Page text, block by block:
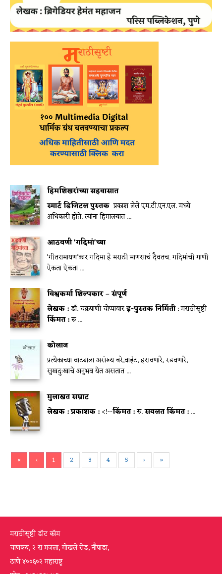
हिमशिखरांच्या सहवासात
स्मार्ट डिजिटल पुस्तक प्रकाश लेले एम.टी.एन.एल. मध्ये
अधिकारी होते. त्यांना हिमालयात ...
आठवणी ‘गदिमां’च्या
‘गीतरामायण’कार गदिमा हे मराठी माणसाचं दैवतच. गदिमांची गाणी
ऐकता ऐकता ...
विश्वकर्मा शिल्पकार – संपूर्ण
लेखक :डॉ. चक्रपाणी चोप्पावारइ-पुस्तक निर्मिती: मराठीसृष्टी
किंमत :रु ...
कोलाज
प्रत्येकाच्या वाट्याला असंख्य बरे,वाईट, हसवणारे, रडवणारे,
सुखदुःखाचे अनुभव येत असतात ...
मुलाखत सम्राट
लेखक :प्रकाशक : <!--किंमत :रु.सवलत किंमत : ...
« ‹ 1 2 3 4 5 › »
मराठीसृष्टी डॉट कॉम
चाणक्य, २ रा मजला, गोखले रोड, नौपाडा,
ठाणे ४००६०२ महाराष्ट्र